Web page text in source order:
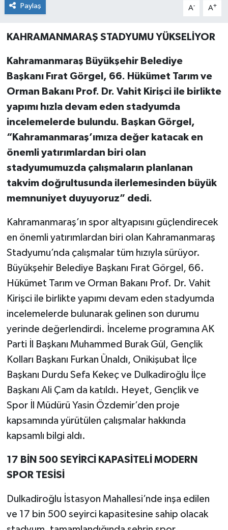
Paylaş A- A+
KAHRAMANMARAŞ STADYUMU YÜKSELİYOR
Kahramanmaraş Büyükşehir Belediye
Başkanı Fırat Görgel, 66. Hükümet Tarım ve
Orman Bakanı Prof. Dr. Vahit Kirişci ile birlikte
yapımı hızla devam eden stadyumda
incelemelerde bulundu. Başkan Görgel,
“Kahramanmaraş’ımıza değer katacak en
önemli yatırımlardan biri olan
stadyumumuzda çalışmaların planlanan
takvim doğrultusunda ilerlemesinden büyük
memnuniyet duyuyoruz” dedi.
Kahramanmaraş’ın spor altyapısını güçlendirecek
en önemli yatırımlardan biri olan Kahramanmaraş
Stadyumu’nda çalışmalar tüm hızıyla sürüyor.
Büyükşehir Belediye Başkanı Fırat Görgel, 66.
Hükümet Tarım ve Orman Bakanı Prof. Dr. Vahit
Kirişci ile birlikte yapımı devam eden stadyumda
incelemelerde bulunarak gelinen son durumu
yerinde değerlendirdi. İnceleme programına AK
Parti İl Başkanı Muhammed Burak Gül, Gençlik
Kolları Başkanı Furkan Ünaldı, Onikişubat İlçe
Başkanı Durdu Sefa Kekeç ve Dulkadiroğlu İlçe
Başkanı Ali Çam da katıldı. Heyet, Gençlik ve
Spor İl Müdürü Yasin Özdemir’den proje
kapsamında yürütülen çalışmalar hakkında
kapsamlı bilgi aldı.
17 BİN 500 SEYİRCİ KAPASİTELİ MODERN
SPOR TESİSİ
Dulkadiroğlu İstasyon Mahallesi’nde inşa edilen
ve 17 bin 500 seyirci kapasitesine sahip olacak